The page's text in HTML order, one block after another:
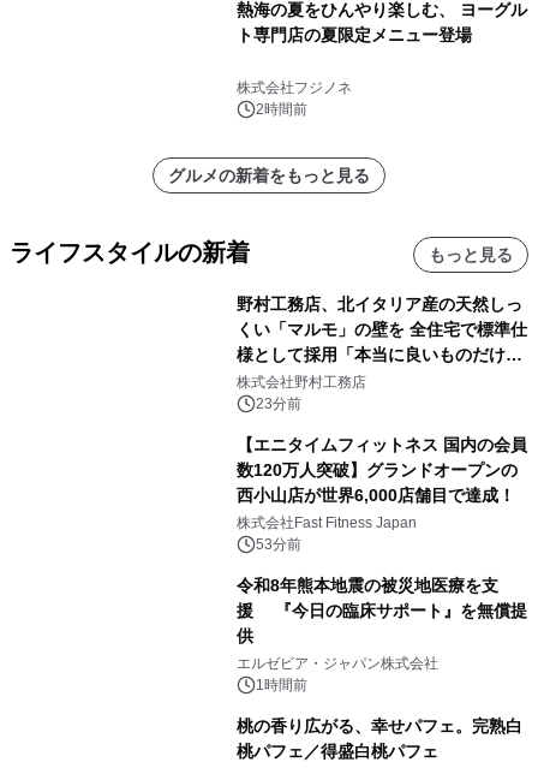
熱海の夏をひんやり楽しむ、 ヨーグル
ト専門店の夏限定メニュー登場
株式会社フジノネ
2時間前
グルメの新着をもっと見る
ライフスタイルの新着 もっと見る
野村工務店、北イタリア産の天然しっ
くい「マルモ」の壁を 全住宅で標準仕
様として採用「本当に良いものだけに
こだわる」
株式会社野村工務店
23分前
【エニタイムフィットネス 国内の会員
数120万人突破】グランドオープンの
西小山店が世界6,000店舗目で達成！
株式会社Fast Fitness Japan
53分前
令和8年熊本地震の被災地医療を支
援 『今日の臨床サポート』を無償提
供
エルゼビア・ジャパン株式会社
1時間前
桃の香り広がる、幸せパフェ。完熟白
桃パフェ／得盛白桃パフェ